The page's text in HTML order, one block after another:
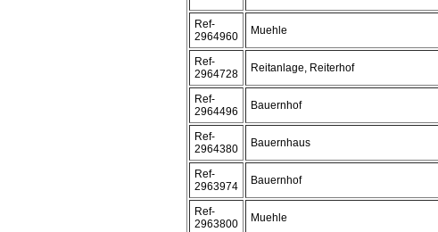
Ref-
2964960
Muehle
Ref-
2964728
Reitanlage, Reiterhof
Ref-
2964496
Bauernhof
Ref-
2964380
Bauernhaus
Ref-
2963974
Bauernhof
Ref-
2963800
Muehle